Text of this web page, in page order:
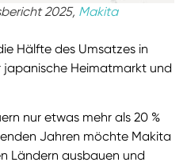
2025, Makita
Hälfte des Umsatzes in
Heimatmarkt und
nur etwas mehr als 20 %
Jahren möchte Makita
Ländern ausbauen und